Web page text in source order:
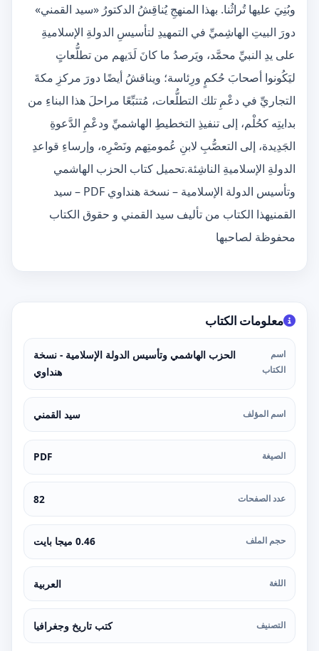
وبُنِيَ عليها تُراثُنا. بهذا المنهجِ يُناقِشُ الدكتورُ «سيد القمني»
دورَ البيتِ الهاشِميِّ في التمهيدِ لتأسيسِ الدولةِ الإسلاميةِ
على يدِ النبيِّ محمَّد، ويَرصدُ ما كانَ لَدَيهم من تطلُّعاتٍ
ليَكُونوا أصحابَ حُكمٍ ورِئاسة؛ ويناقشُ أيضًا دورَ مركزِ مكةَ
التجاريِّ في دعْمِ تلك التطلُّعات، مُتتبِّعًا مراحلَ هذا البناءِ من
بدايتِه كحُلْم، إلى تنفيذِ التخطيطِ الهاشميِّ ودعْمِ الدَّعوةِ
الجَدِيدة، إلى التعصُّبِ لابنِ عُمومتِهم ونَصْرِه، وإرساءِ قواعدِ
الدولةِ الإسلاميةِ الناشِئة.تحميل كتاب الحزب الهاشمي
وتأسيس الدولة الإسلامية – نسخة هنداوي PDF – سيد
القمنيهذا الكتاب من تأليف سيد القمني و حقوق الكتاب
محفوظة لصاحبها
معلومات الكتاب
اسم
الكتاب
الحزب الهاشمي وتأسيس الدولة الإسلامية - نسخة
هنداوي
اسم المؤلف سيد القمني
الصيغة PDF
عدد الصفحات 82
حجم الملف 0.46 ميجا بايت
اللغة العربية
التصنيف كتب تاريخ وجغرافيا